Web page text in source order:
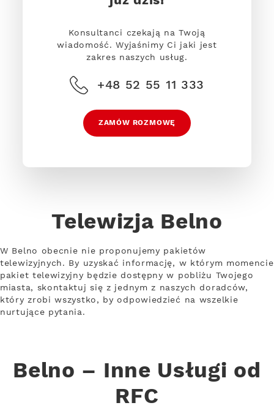
Konsultanci czekają na Twoją
wiadomość. Wyjaśnimy Ci jaki jest
zakres naszych usług.
+48 52 55 11 333
ZAMÓW ROZMOWĘ
Telewizja Belno
W Belno obecnie nie proponujemy pakietów
telewizyjnych. By uzyskać informację, w którym momencie
pakiet telewizyjny będzie dostępny w pobliżu Twojego
miasta, skontaktuj się z jednym z naszych doradców,
który zrobi wszystko, by odpowiedzieć na wszelkie
nurtujące pytania.
Belno – Inne Usługi od
RFC